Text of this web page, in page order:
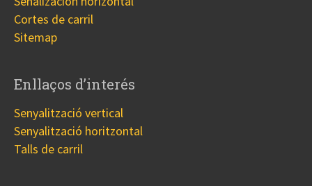
Cortes de carril
Sitemap
Enllaços d’interés
Senyalització vertical
Senyalització horitzontal
Talls de carril